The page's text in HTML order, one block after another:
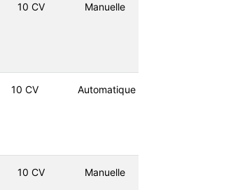
10 CV Manuelle
10 CV Automatique
10 CV Manuelle